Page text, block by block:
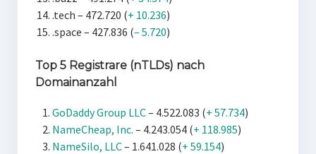
.tech – 472.720 (+ 10.236)
.space – 427.836 (– 5.720)
Top 5 Registrare (nTLDs) nach
Domainanzahl
GoDaddy Group LLC– 4.522.083 (+ 57.734)
NameCheap, Inc. – 4.243.054 (+ 118.985)
NameSilo, LLC– 1.641.028 (+ 59.154)